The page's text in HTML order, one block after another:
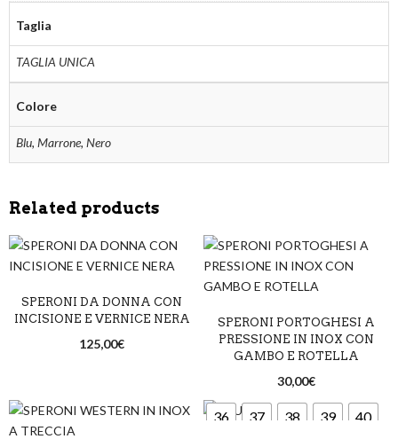
Taglia
TAGLIA UNICA
Colore
Blu, Marrone, Nero
Related products
SPERONI DA DONNA CON
INCISIONE E VERNICE NERA
125,00€
SPERONI PORTOGHESI A
PRESSIONE IN INOX CON
GAMBO E ROTELLA
30,00€
36 37 38 39
40